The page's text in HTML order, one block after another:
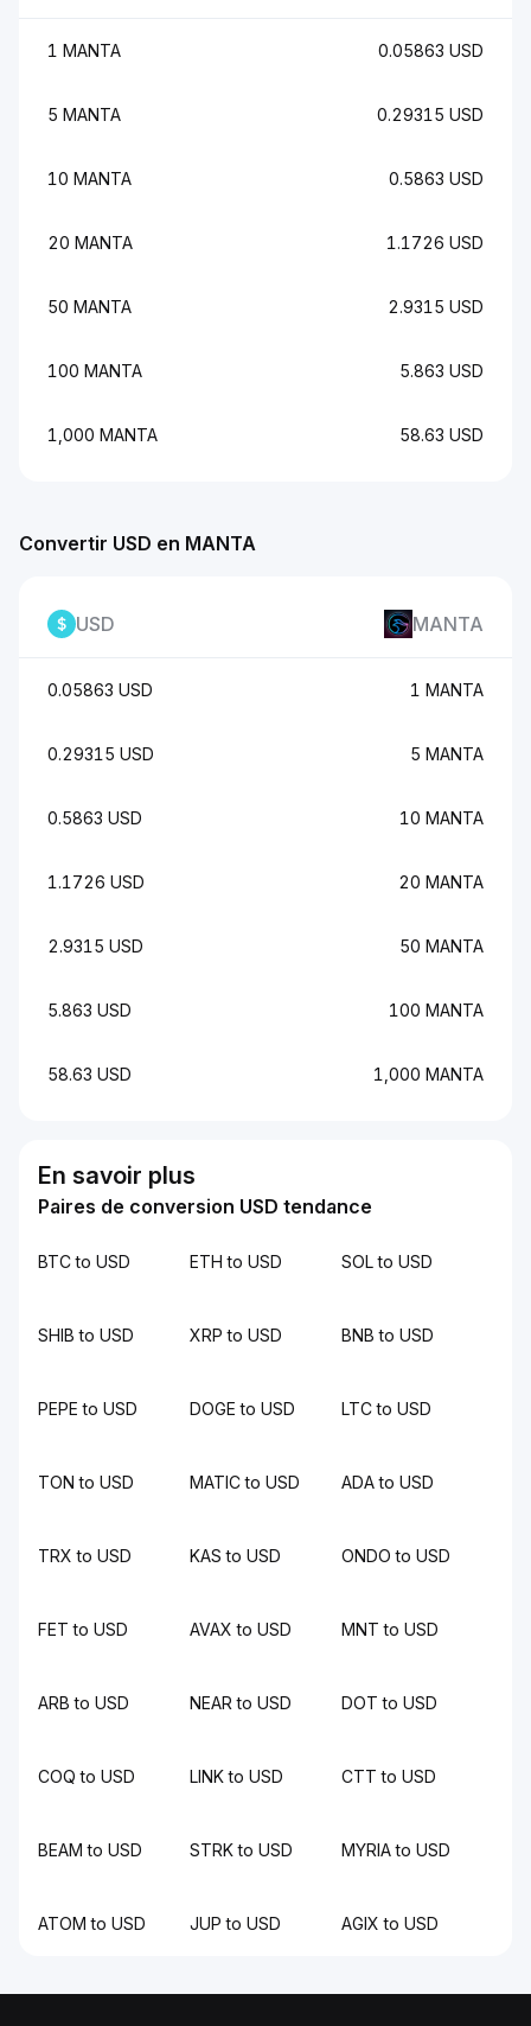
1 MANTA 0.05863 USD
5 MANTA 0.29315 USD
10 MANTA 0.5863 USD
20 MANTA 1.1726 USD
50 MANTA 2.9315 USD
100 MANTA 5.863 USD
1,000 MANTA 58.63 USD
Convertir USD en MANTA
USD MANTA
0.05863 USD 1 MANTA
0.29315 USD 5 MANTA
0.5863 USD 10 MANTA
1.1726 USD 20 MANTA
2.9315 USD 50 MANTA
5.863 USD 100 MANTA
58.63 USD 1,000 MANTA
En savoir plus
Paires de conversion USD tendance
BTC to USD ETH to USD SOL to USD
SHIB to USD XRP to USD BNB to USD
PEPE to USD DOGE to USD LTC to USD
TON to USD MATIC to USD ADA to USD
TRX to USD KAS to USD ONDO to USD
FET to USD AVAX to USD MNT to USD
ARB to USD NEAR to USD DOT to USD
COQ to USD LINK to USD CTT to USD
BEAM to USD STRK to USD MYRIA to USD
ATOM to USD JUP to USD AGIX to USD